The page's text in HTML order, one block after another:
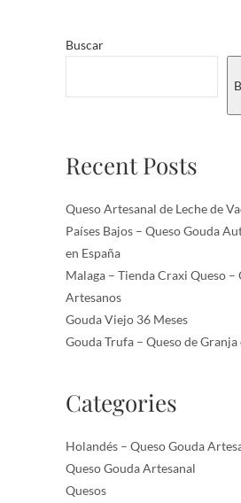
Buscar
Recent Posts
Queso Artesanal de Leche de
Países Bajos – Queso Gouda
en España
Malaga – Tienda Craxi Queso –
Artesanos
Gouda Viejo 36 Meses
Gouda Trufa – Queso de
Categories
Holandés – Queso Gouda
Queso Gouda Artesanal
Quesos